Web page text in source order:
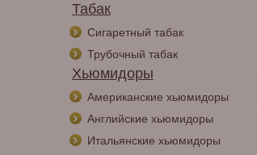
Табак
Сигаретный табак
Трубочный табак
Хьюмидоры
Американские хьюмидоры
Английские хьюмидоры
Итальянские хьюмидоры